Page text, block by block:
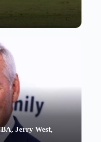
Jerry West,